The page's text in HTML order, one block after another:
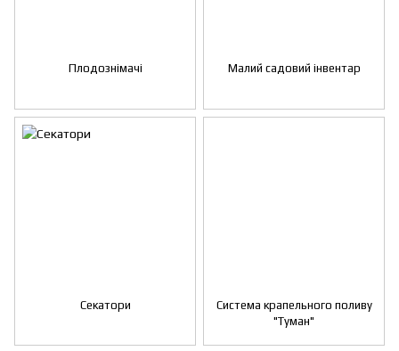
Плодознімачі Малий садовий інвентар
Секатори
Система крапельного поливу
"Туман"